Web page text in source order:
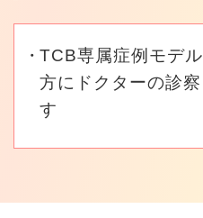
TCB専属症例モデ
方にドクターの診
す